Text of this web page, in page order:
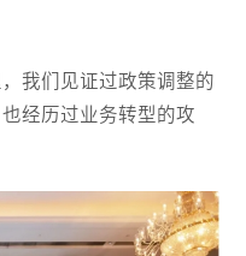
我们见证过政策调整的
经历过业务转型的攻